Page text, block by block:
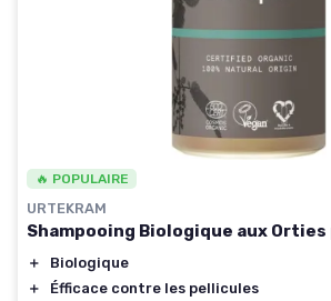
🔥 POPULAIRE
URTEKRAM
Shampooing Biologique aux
＋
Biologique
＋
Éfficace contre les pellicules